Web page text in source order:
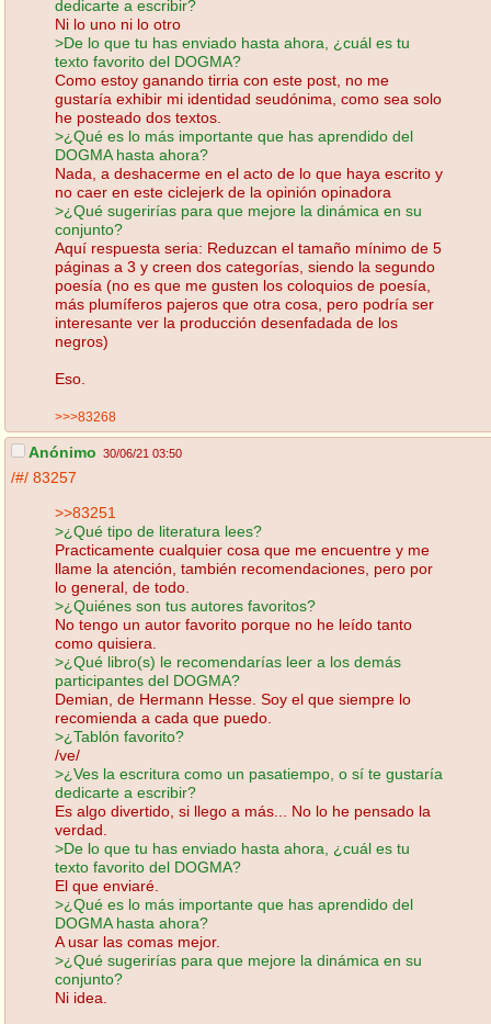
dedicarte a escribir?
Ni lo uno ni lo otro
>De lo que tu has enviado hasta ahora, ¿cuál es tu
texto favorito del DOGMA?
Como estoy ganando tirria con este post, no me
gustaría exhibir mi identidad seudónima, como sea solo
he posteado dos textos.
>¿Qué es lo más importante que has aprendido del
DOGMA hasta ahora?
Nada, a deshacerme en el acto de lo que haya escrito y
no caer en este ciclejerk de la opinión opinadora
>¿Qué sugerirías para que mejore la dinámica en su
conjunto?
Aquí respuesta seria: Reduzcan el tamaño mínimo de 5
páginas a 3 y creen dos categorías, siendo la segundo
poesía (no es que me gusten los coloquios de poesía,
más plumíferos pajeros que otra cosa, pero podría ser
interesante ver la producción desenfadada de los
negros)
Eso.
>>>83268
Anónimo 30/06/21 03:50
/#/ 83257
>>83251
>¿Qué tipo de literatura lees?
Practicamente cualquier cosa que me encuentre y me
llame la atención, también recomendaciones, pero por
lo general, de todo.
>¿Quiénes son tus autores favoritos?
No tengo un autor favorito porque no he leído tanto
como quisiera.
>¿Qué libro(s) le recomendarías leer a los demás
participantes del DOGMA?
Demian, de Hermann Hesse. Soy el que siempre lo
recomienda a cada que puedo.
>¿Tablón favorito?
/ve/
>¿Ves la escritura como un pasatiempo, o sí te gustaría
dedicarte a escribir?
Es algo divertido, si llego a más... No lo he pensado la
verdad.
>De lo que tu has enviado hasta ahora, ¿cuál es tu
texto favorito del DOGMA?
El que enviaré.
>¿Qué es lo más importante que has aprendido del
DOGMA hasta ahora?
A usar las comas mejor.
>¿Qué sugerirías para que mejore la dinámica en su
conjunto?
Ni idea.